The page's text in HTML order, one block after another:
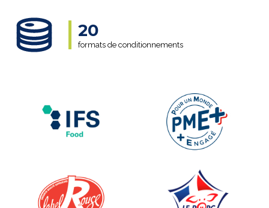
20
formats de conditionnements